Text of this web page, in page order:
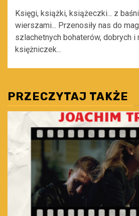
Księgi, książki, książeczki... z
wierszami... Przenosiły nas do
szlachetnych bohaterów, dobrych i
księżniczek...
PRZECZYTAJ TAKŻE